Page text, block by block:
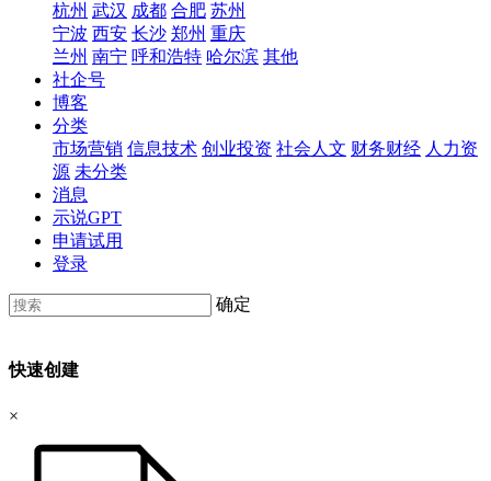
杭州 武汉 成都 合肥 苏州
宁波 西安 长沙 郑州 重庆
兰州 南宁 呼和浩特 哈尔滨 其他
社企号
博客
分类
市场营销 信息技术 创业投资 社会人文 财务财经 人力资
源 未分类
消息
示说GPT
申请试用
登录
确定
快速创建
×